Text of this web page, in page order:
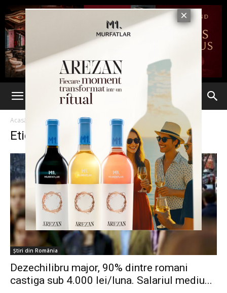
Acasă Etichete Salariu
Etichetă: salariu
Știri din România
Dezechilibru major, 90% dintre romani
castiga sub 4.000 lei/luna. Salariul mediu...